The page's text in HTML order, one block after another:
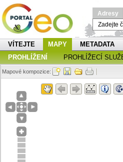
Adresy
VÍTEJTE MAPY METADATA
PROHLÍŽENÍ
PROHLÍŽECÍ
Mapové kompozice: